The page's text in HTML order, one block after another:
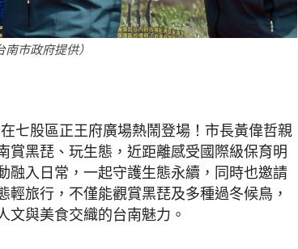
網
市政府提供）
七股區正王府廣場熱鬧登場！市長黃偉哲親
賞黑琵、玩生態，近距離感受國際級保育明
融入日常，一起守護生態永續，同時也邀請
旅行，不僅能觀賞黑琵及多種過冬候鳥，
文與美食交織的台南魅力。